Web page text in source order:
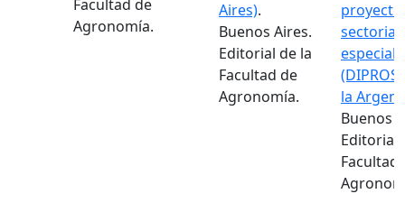
Facultad de
Agronomía.
Aires).
Buenos Aires.
Editorial de la
Facultad de
Agronomía.
la
Buenos
Editorial
Facultad